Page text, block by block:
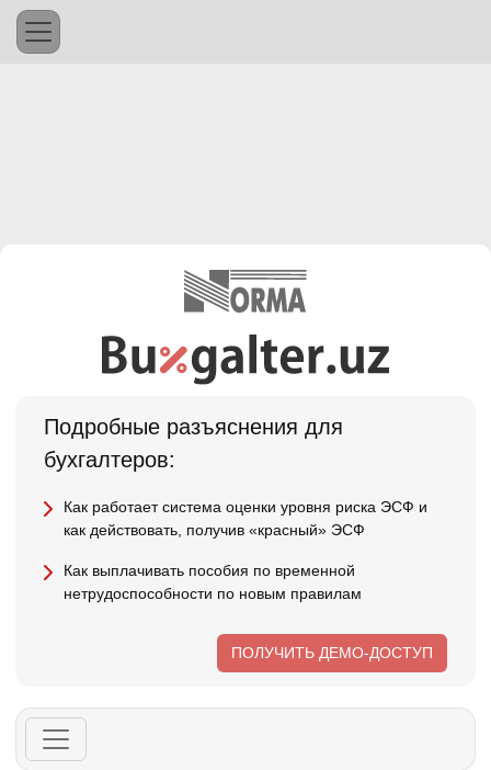
Подробные разъяснения для
бухгалтеров:
Как работает система оценки уровня риска ЭСФ и
как действовать, получив «красный» ЭСФ
Как выплачивать пособия по временной
нетрудоспособности по новым правилам
ПОЛУЧИТЬ ДЕМО-ДОСТУП